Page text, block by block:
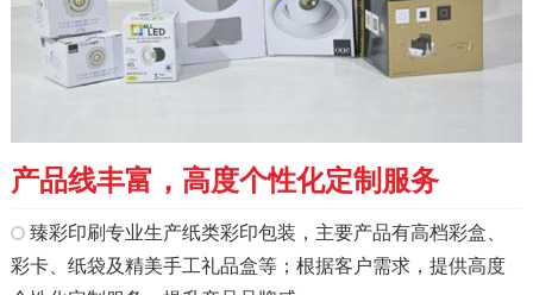
产品线丰富，高度个性化定制服务
臻彩印刷专业生产纸类彩印包装，主要产品有高档彩盒、
彩卡、纸袋及精美手工礼品盒等；根据客户需求，提供高度